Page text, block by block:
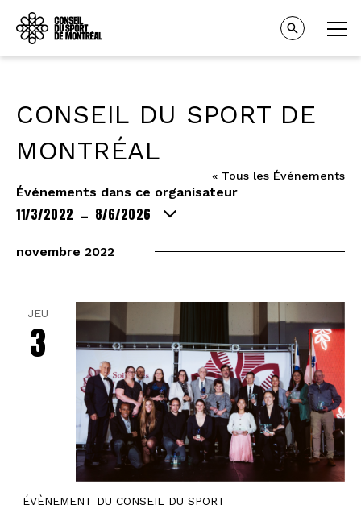
CONSEIL DU SPORT DE
MONTRÉAL
« Tous les Événements
Événements dans ce organisateur
11/3/2022 - 8/6/2026
une
date.
novembre 2022
JEU
3
ÉVÈNEMENT DU CONSEIL DU SPORT